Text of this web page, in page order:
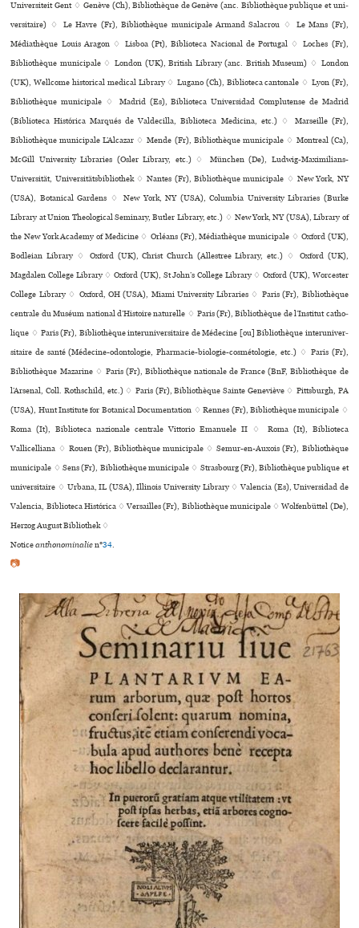
Universiteit Gent ♢ Genève (Ch), Bibliothèque de Genève (anc. Bibliothèque publi­que et uni­
ver­si­taire) ♢ Le Havre (Fr), Bibliothèque muni­ci­pale Armand Salacrou ♢ Le Mans (Fr),
Médiathèque Louis Aragon ♢ Lisboa (Pt), Biblioteca Nacional de Portugal ♢ Loches (Fr),
Bibliothèque muni­ci­pale ♢ London (UK), British Library (anc. British Museum) ♢ London
(UK), Wellcome his­to­ri­cal medi­cal Library ♢ Lugano (Ch), Biblioteca can­to­nale ♢ Lyon (Fr),
Bibliothèque muni­ci­pale ♢ Madrid (Es), Biblioteca Universidad Complutense de Madrid
(Biblioteca Histórica Marqués de Valdecilla, Biblioteca Medicina, etc.) ♢ Marseille (Fr),
Bibliothèque muni­ci­pale L’Alcazar ♢ Mende (Fr), Bibliothèque muni­ci­pale ♢ Montreal (Ca),
McGill University Libraries (Osler Library, etc.) ♢ München (De), Ludwig-Maximilians-
Universität, Universitätsbibliothek ♢ Nantes (Fr), Bibliothèque muni­ci­pale ♢ New York, NY
(USA), Botanical Gardens ♢ New York, NY (USA), Columbia University Libraries (Burke
Library at Union Theological Seminary, Butler Library, etc.) ♢ New York, NY (USA), Library of
the New York Academy of Medicine ♢ Orléans (Fr), Médiathèque muni­ci­pale ♢ Oxford (UK),
Bodleian Library ♢ Oxford (UK), Christ Church (Allestree Library, etc.) ♢ Oxford (UK),
Magdalen College Library ♢ Oxford (UK), St John’s College Library ♢ Oxford (UK), Worcester
College Library ♢ Oxford, OH (USA), Miami University Libraries ♢ Paris (Fr), Bibliothèque
cen­trale du Muséum natio­nal d’Histoire natu­relle ♢ Paris (Fr), Bibliothèque de l’Institut catho­
li­que ♢ Paris (Fr), Bibliothèque inte­ru­ni­ver­si­taire de Médecine [ou] Bibliothèque inte­ru­ni­ver­
si­taire de santé (Médecine-odon­to­lo­gie, Pharmacie-bio­lo­gie-cos­mé­to­lo­gie, etc.) ♢ Paris (Fr),
Bibliothèque Mazarine ♢ Paris (Fr), Bibliothèque nationale de France (BnF, Bibliothèque de
l’Arsenal, Coll. Rothschild, etc.) ♢ Paris (Fr), Bibliothèque Sainte Geneviève ♢ Pittsburgh, PA
(USA), Hunt Institute for Botanical Documentation ♢ Rennes (Fr), Bibliothèque muni­ci­pale ♢
Roma (It), Biblioteca nazio­nale cen­trale Vittorio Emanuele II ♢ Roma (It), Biblioteca
Vallicelliana ♢ Rouen (Fr), Bibliothèque muni­ci­pale ♢ Semur-en-Auxois (Fr), Bibliothèque
muni­ci­pale ♢ Sens (Fr), Bibliothèque muni­ci­pale ♢ Strasbourg (Fr), Bibliothèque publi­que et
uni­ver­si­taire ♢ Urbana, IL (USA), Illinois University Library ♢ Valencia (Es), Universidad de
Valencia, Biblioteca Histórica ♢ Versailles (Fr), Bibliothèque muni­ci­pale ♢ Wolfenbüttel (De),
Herzog August Bibliothek ♢
Noticeanthonominalien°34.
📷